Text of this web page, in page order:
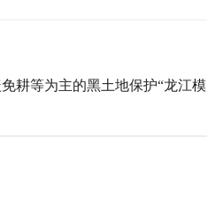
耕等为主的黑土地保护“龙江模